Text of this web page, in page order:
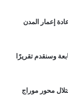
إعمار المدن
وسنقدم تقريرًا
محور موراج